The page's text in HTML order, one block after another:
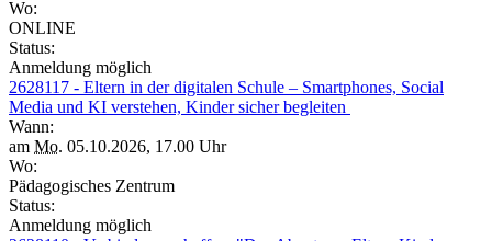
Wo:
ONLINE
Status:
Anmeldung möglich
2628117 - Eltern in der digitalen Schule – Smartphones, Social
Media und KI verstehen, Kinder sicher begleiten
Wann:
am Mo. 05.10.2026, 17.00 Uhr
Wo:
Pädagogisches Zentrum
Status:
Anmeldung möglich